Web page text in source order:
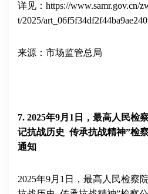
详见： https://www.samr.gov.cn/
t/2025/
来源：市场监管总局
7. 2025年9月 1 日，最高人民检
记抗战历史 传承抗战精神”检
通知
2025年9月 1 日，最高人民检察